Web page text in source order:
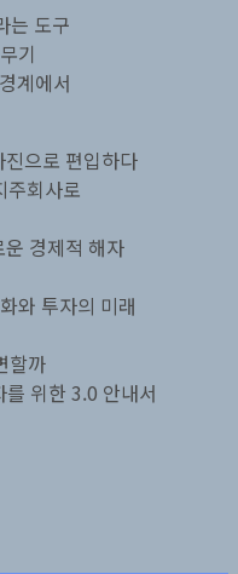
는 도구
기
계에서
으로 편입하다
주회사로
경제적 해자
와 투자의 미래
할까
위한 3.0 안내서